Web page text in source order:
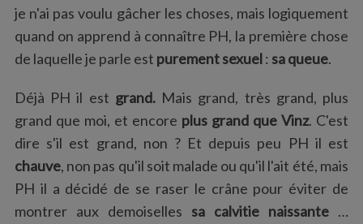
je n'ai pas voulu gâcher les choses, mais logiquement
quand on apprend à connaître PH, la première chose
de laquelle je parle est purement sexuel: sa queue.
Déjà PH il est grand. Mais grand, très grand, plus
grand que moi, et encore plus grand que Vinz. C'est
dire s'il est grand, non ? Et depuis peu PH il est
chauve, non pas qu'il soit malade ou qu'il l'ait été, mais
PH il a décidé de se raser le crâne pour éviter de
montrer aux demoiselles sa calvitie naissante …